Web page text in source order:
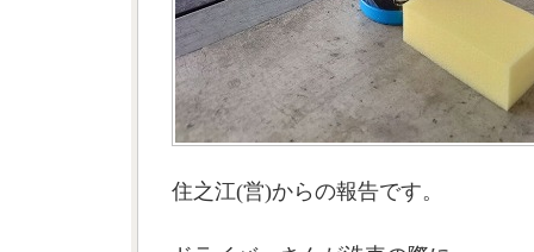
住之江(営)からの報告です。